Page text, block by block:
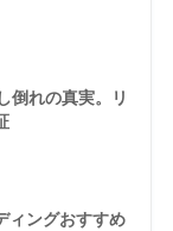
倒れの真実。リ
ィングおすすめ